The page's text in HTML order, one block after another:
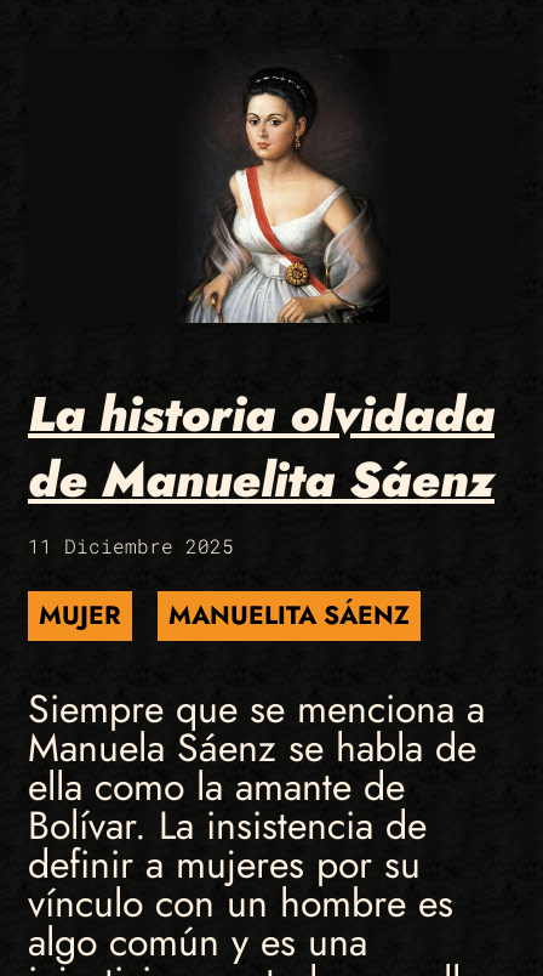
La historia olvidada
de Manuelita Sáenz
11 Diciembre 2025
MUJER MANUELITA SÁENZ
Siempre que se menciona a
Manuela Sáenz se habla de
ella como la amante de
Bolívar. La insistencia de
definir a mujeres por su
vínculo con un hombre es
algo común y es una